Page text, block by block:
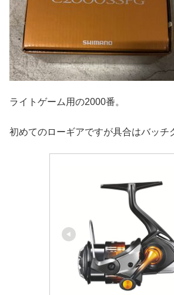
ライトゲーム用の2000番。
初めてのローギアですが具合はバッチ